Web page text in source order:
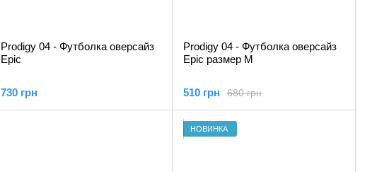
Prodigy 04 - Футболка оверсайз
Epic
730 грн
Prodigy 04 - Футболка оверсайз
Epic размер М
680 грн
510 грн
НОВИНКА